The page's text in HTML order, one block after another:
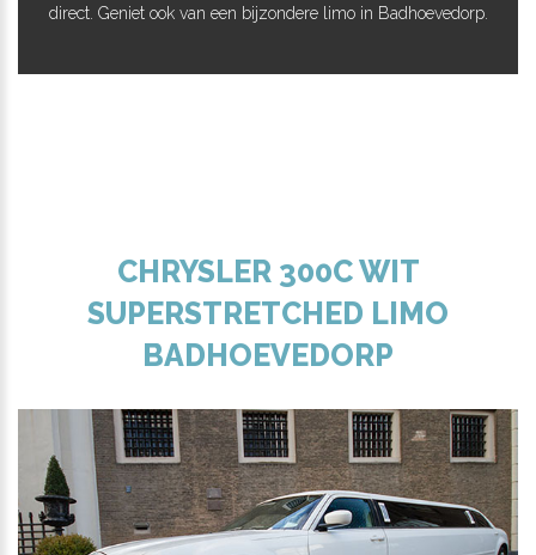
direct. Geniet ook van een bijzondere limo in Badhoevedorp.
CHRYSLER 300C WIT
SUPERSTRETCHED LIMO
BADHOEVEDORP